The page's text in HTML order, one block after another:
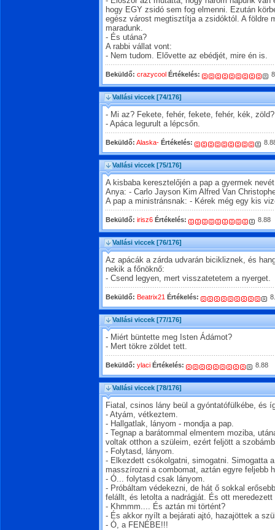
hogy EGY zsidó sem fog elmenni. Ezután
egész várost megtisztítja a zsidóktól. A földre
maradunk.
- És utána?
A rabbi vállat vont:
- Nem tudom. Elővette az ebédjét, mire én is.
Beküldő: crazycool Értékelés:
Vallási viccek [74/176]
- Mi az? Fekete, fehér, fekete, fehér, kék, zöld?
- Apáca legurult a lépcsőn.
Beküldő: Alaska- Értékelés:
Vallási viccek [75/176]
A kisbaba keresztelőjén a pap a gyermek
Anya: - Carlo Jayson Kim Alfred Van
A pap a ministránsnak: - Kérek még egy kis
Beküldő: irisz6 Értékelés: 8.88
Vallási viccek [76/176]
Az apácák a zárda udvarán bicikliznek, és
nekik a főnöknő:
- Csend legyen, mert visszatetetem a nyerget.
Beküldő: Beatrix21 Értékelés:
Vallási viccek [77/176]
- Miért büntette meg Isten Ádámot?
- Mert tökre zöldet tett.
Beküldő: ylaci Értékelés: 8.88
Vallási viccek [78/176]
Fiatal, csinos lány beül a gyóntatófülkébe, és
- Atyám, vétkeztem.
- Hallgatlak, lányom - mondja a pap.
- Tegnap a barátommal elmentem moziba,
voltak otthon a szüleim, ezért feljött a
- Folytasd, lányom.
- Elkezdett csókolgatni, simogatni. Simogatta
masszírozni a combomat, aztán egyre feljebb
- Ó... folytasd csak lányom.
- Próbáltam védekezni, de hát ő sokkal
felállt, és letolta a nadrágját. És ott meredezett
- Khmmm.... És aztán mi történt?
- És akkor nyílt a bejárati ajtó, hazajöttek a
- Ó, a FENÉBE!!!